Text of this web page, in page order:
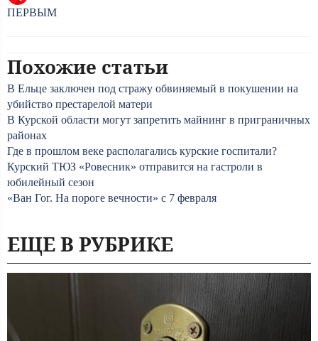
ПЕРВЫМ
Похожие статьи
В Ельце заключен под стражу обвиняемый в покушении на
убийство престарелой матери
В Курской области могут запретить майнинг в приграничных
районах
Где в прошлом веке располагались курские госпитали?
Курский ТЮЗ «Ровесник» отправится на гастроли в
юбилейный сезон
«Ван Гог. На пороге вечности» с 7 февраля
ЕЩЕ В РУБРИКЕ